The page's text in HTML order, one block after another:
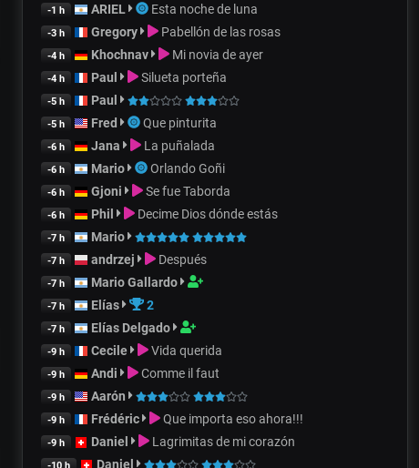
-1 h ARIEL Esta noche de luna
-3 h Gregory Pabellón de las rosas
-4 h Khochnav Mi novia de ayer
-4 h Paul Silueta porteña
-5 h Paul
-5 h Fred Que pinturita
-6 h Jana La puñalada
-6 h Mario Orlando Goñi
-6 h Gjoni Se fue Taborda
-6 h Phil Decime Dios dónde estás
-7 h Mario
-7 h andrzej Después
-7 h Mario Gallardo
-7 h Elías 2
-7 h Elías Delgado
-9 h Cecile Vida querida
-9 h Andi Comme il faut
-9 h Aarón
-9 h Frédéric Que importa eso ahora!!!
-9 h Daniel Lagrimitas de mi corazón
-10 h Daniel